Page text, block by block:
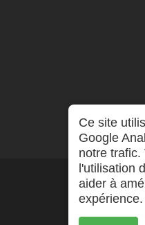
Ce site
Google
notre trafic.
l'utilisation
aider à
expérience.